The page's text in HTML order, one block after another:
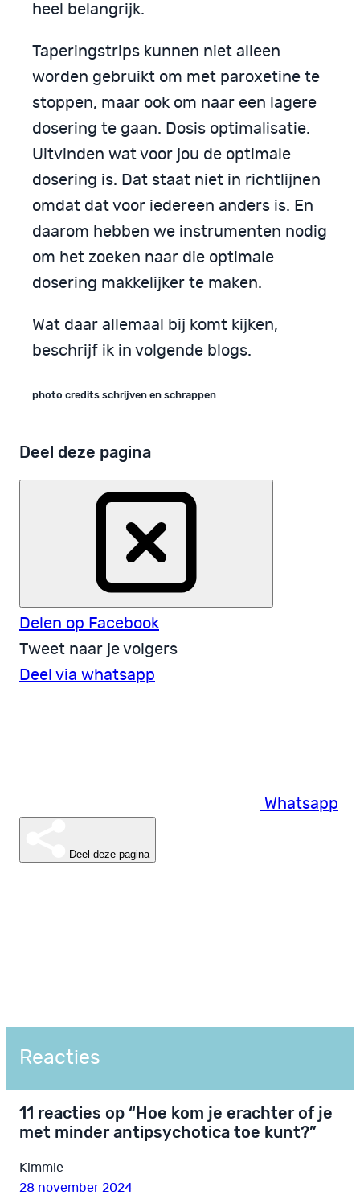
heel belangrijk.
Taperingstrips kunnen niet alleen
worden gebruikt om met paroxetine te
stoppen, maar ook om naar een lagere
dosering te gaan. Dosis optimalisatie.
Uitvinden wat voor jou de optimale
dosering is. Dat staat niet in richtlijnen
omdat dat voor iedereen anders is. En
daarom hebben we instrumenten nodig
om het zoeken naar die optimale
dosering makkelijker te maken.
Wat daar allemaal bij komt kijken,
beschrijf ik in volgende blogs.
photo credits schrijven en schrappen
Deel deze pagina
Delen op Facebook
Tweet naar je volgers
Deel via whatsapp
Whatsapp
Deel deze pagina
Reacties
11 reacties op “Hoe kom je erachter of je
met minder antipsychotica toe kunt?”
Kimmie
28 november 2024